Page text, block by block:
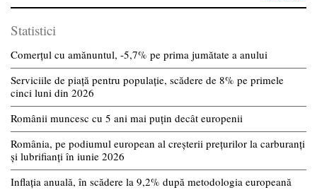
Statistici
Comerțul cu amănuntul, -5,7% pe prima jumătate a anului
Serviciile de piață pentru populație, scădere de 8% pe primele
cinci luni din 2026
Românii muncesc cu 5 ani mai puțin decât europenii
România, pe podiumul european al creșterii prețurilor la carburanți
și lubrifianți în iunie 2026
Inflația anuală, în scădere la 9,2% după metodologia europeană